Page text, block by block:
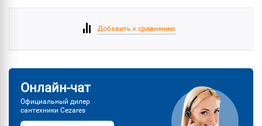
Добавить к сравнению
Онлайн-чат
Официальный дилер
сантехники Cezares